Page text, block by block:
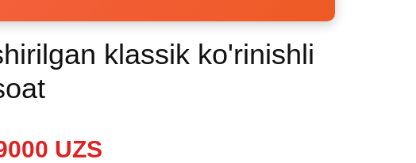
klassik ko'rinishli
UZS